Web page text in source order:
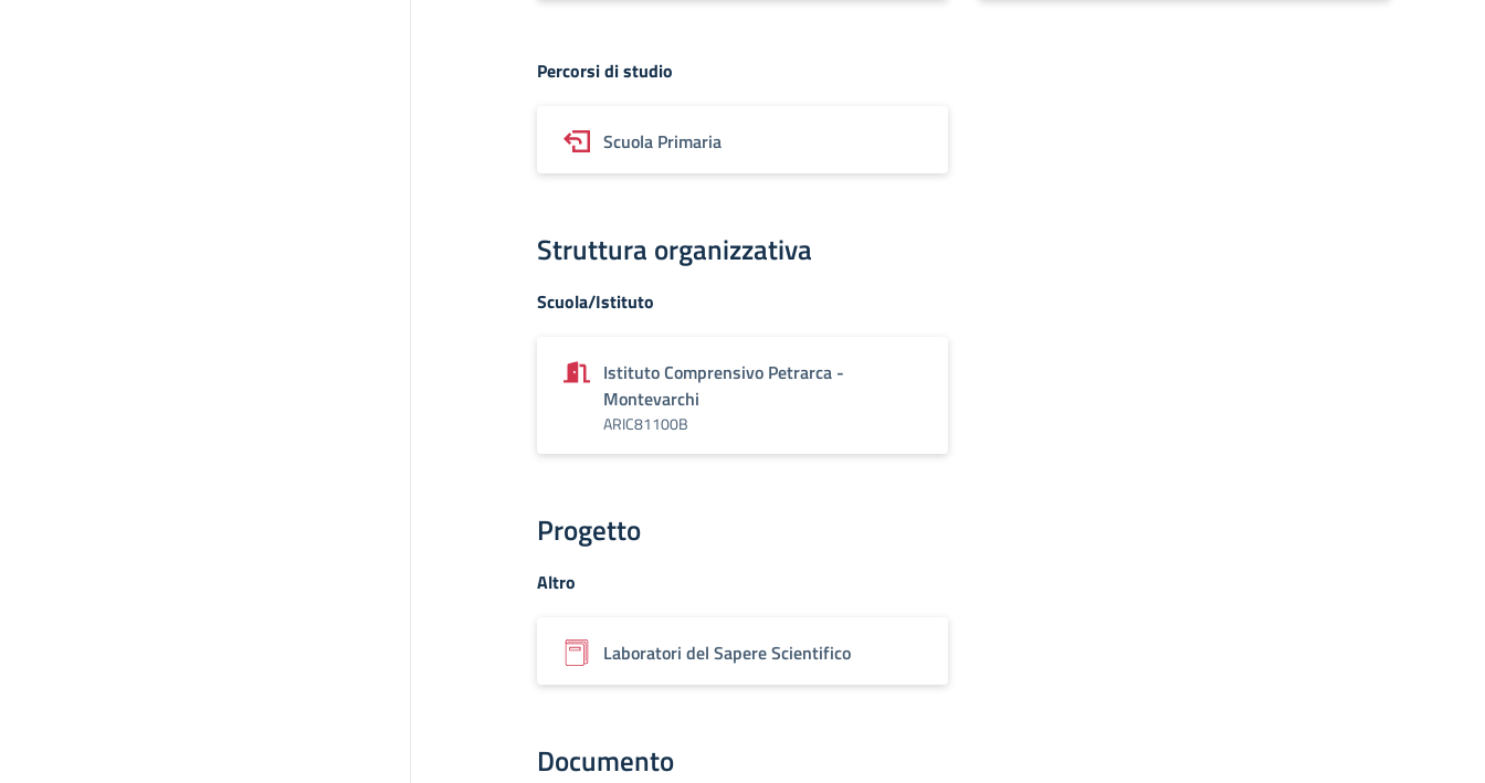
Percorsi di studio
Scuola Primaria
Struttura organizzativa
Scuola/Istituto
Istituto Comprensivo Petrarca -
Montevarchi
ARIC81100B
Progetto
Altro
Laboratori del Sapere Scientifico
Documento